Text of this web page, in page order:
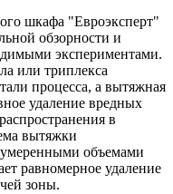
шкафа "Евроэксперт"
обзорности и
экспериментами.
или триплекса
процесса, а вытяжная
удаление вредных
в
вытяжки
объемами
равномерное удаление
зоны.